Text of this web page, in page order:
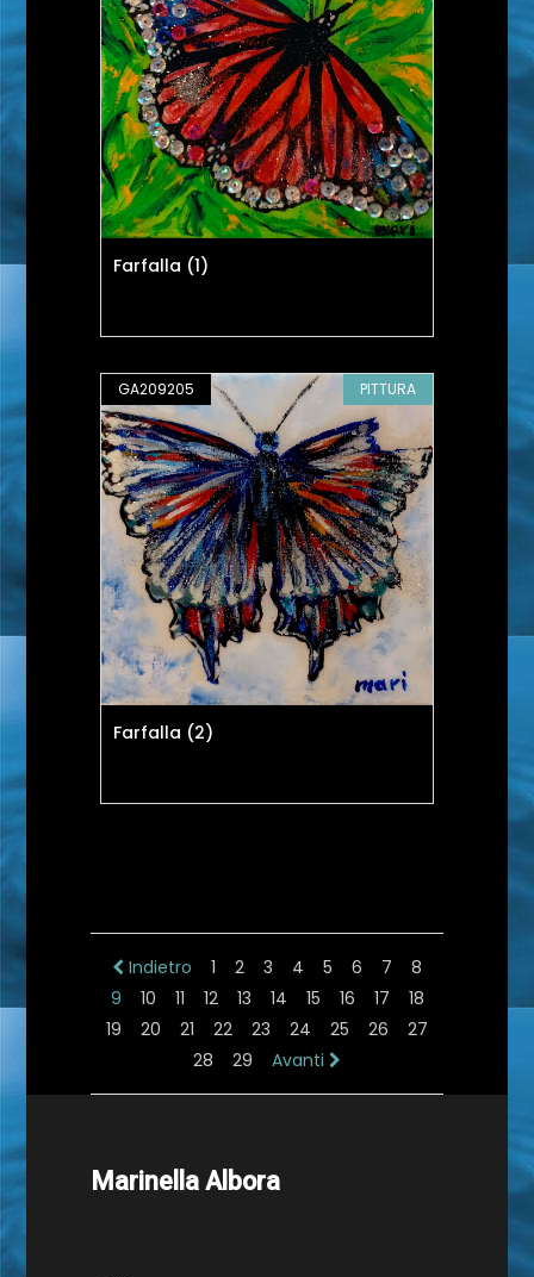
Farfalla (1)
GA209205 PITTURA
Farfalla (2)
Indietro 1 2 3 4 5 6 7
8
9
10 11 12 13 14 15 16 17
18
19
20 21 22 23 24 25 26
27
28
29 Avanti
Marinella Albora